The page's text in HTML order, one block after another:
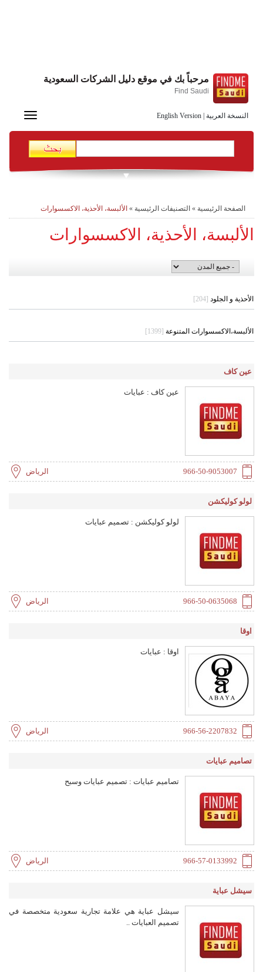
النسخة العربية English Version
مرحباً بك في موقع دليل الشركات السعودية
Find Saudi
Toggle
الصفحة الرئيسية » التصنيفات الرئيسية » الألبسة، الأحذية، الاكسسوارات
الألبسة، الأحذية، الاكسسوارات
الأحذية و الجلود [204]
الألبسة،الاكسسوارات المتنوعة [1399]
عين كاف
عين كاف : عبايات
966-50-9053007 الرياض
لولو كوليكشن
لولو كوليكشن : تصميم عبايات
966-50-0635068 الرياض
اوقا
اوقا : عبايات
966-56-2207832 الرياض
تصاميم عبايات
تصاميم عبايات : تصميم عبايات وسبح
966-57-0133992 الرياض
سيشل عباية
سيشل عباية هي علامة تجارية سعودية متخصصة في
تصميم العبايات ..